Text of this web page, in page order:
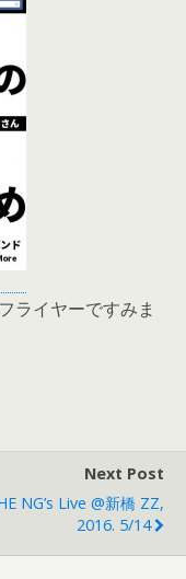
ライヤーですみま
Next Post
NG’s Live @新橋 ZZ,
2016. 5/14